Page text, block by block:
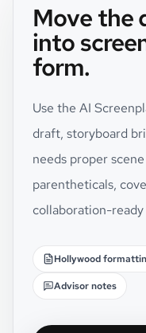
Move the
into
form.
Use the AI
draft, storyboard
needs proper
parentheticals,
collaboration-ready
Hollywood
Advisor notes